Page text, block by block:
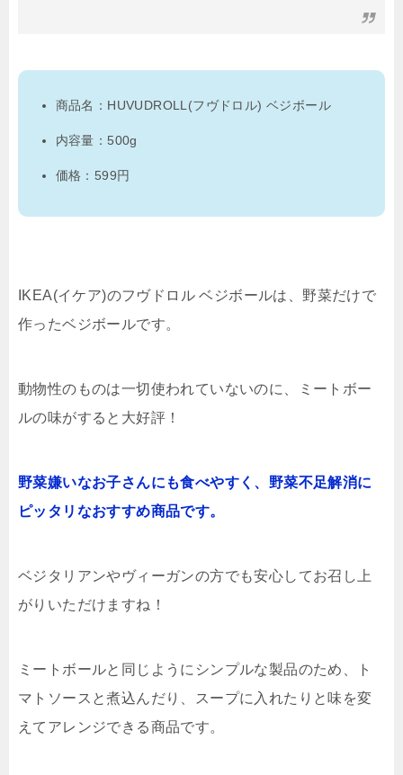
商品名：HUVUDROLL(フヴドロル) ベジボール
内容量：500g
価格：599円
IKEA(イケア)のフヴドロル ベジボールは、野菜だけで
作ったベジボールです。
動物性のものは一切使われていないのに、ミートボー
ルの味がすると大好評！
野菜嫌いなお子さんにも食べやすく、野菜不足解消に
ピッタリなおすすめ商品です。
ベジタリアンやヴィーガンの方でも安心してお召し上
がりいただけますね！
ミートボールと同じようにシンプルな製品のため、ト
マトソースと煮込んだり、スープに入れたりと味を変
えてアレンジできる商品です。